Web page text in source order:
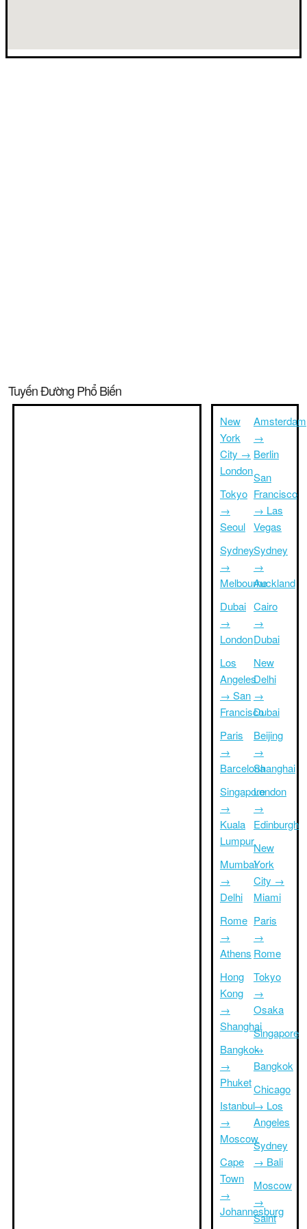
Tuyến Đường Phổ Biến
New
York
City →
London
Tokyo
→
Seoul
Sydney
→
Melbourne
Dubai
→
London
Los
Angeles
→ San
Francisco
Paris
→
Barcelona
Singapore
→
Kuala
Lumpur
Mumbai
→
Delhi
Rome
→
Athens
Hong
Kong
→
Shanghai
Bangkok
→
Phuket
Istanbul
→
Moscow
Cape
Town
→
Johannesburg
Amsterdam
→
Berlin
San
Francisco
→ Las
Vegas
Sydney
→
Auckland
Cairo
→
Dubai
New
Delhi
→
Dubai
Beijing
→
Shanghai
London
→
Edinburgh
New
York
City →
Miami
Paris
→
Rome
Tokyo
→
Osaka
Singapore
→
Bangkok
Chicago
→ Los
Angeles
Sydney
→ Bali
Moscow
→
Saint